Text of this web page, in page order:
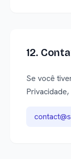
12.
Se você